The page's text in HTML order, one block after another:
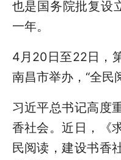
也是国务院批复设
一年。
4月20日至22日，
南昌市举办，“全民
习近平总书记高度
香社会。近日，《
民阅读，建设书香